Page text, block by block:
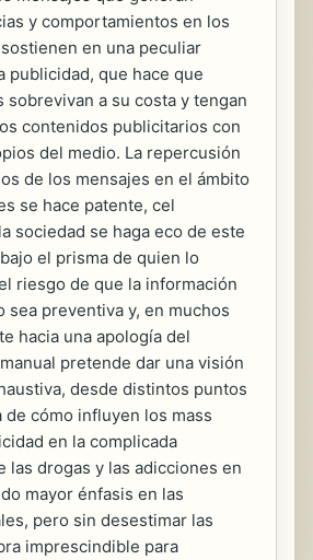
y comportamientos en los
en una peculiar
publicidad, que hace que
sobrevivan a su costa y tengan
contenidos publicitarios con
del medio. La repercusión
de los mensajes en el ámbito
se hace patente, cel
sociedad se haga eco de este
el prisma de quien lo
riesgo de que la información
sea preventiva y, en muchos
hacia una apología del
pretende dar una visión
desde distintos puntos
de cómo influyen los mass
en la complicada
las drogas y las adicciones en
mayor énfasis en las
pero sin desestimar las
imprescindible para